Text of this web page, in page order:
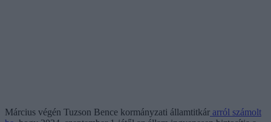
Március végén Tuzson Bence kormányzati államtitkár arról számolt